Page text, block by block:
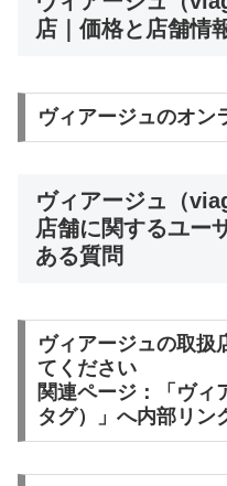
店｜価格と店舗情
ヴィアージュのオン
ヴィアージュ（
店舗に関するユー
ある質問
ヴィアージュの取扱
てください
関連ページ：「ヴ
タグ）」へ内部リン